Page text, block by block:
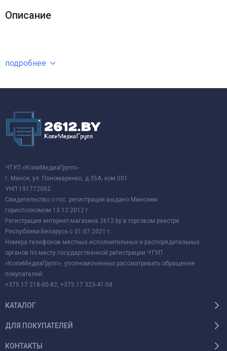
Описание
подробнее
ЧТУП «КопиМедиаГрупп»
г. Минск, ул. Пономаренко, д.35А, ком.001
УНП 191772062
Свидетельство о гос. регистрации выдано Минским
горисполкомом 13.12.2012 г.
Регистрация интернет-магазина 2612.by в торговом реестре
Республики Беларусь с 01.07.2021 г.
Номера телефонов местных исполнительных и распорядительных
органов по месту государственной регистрации ЧТУП
«КопиМедиаГрупп», уполномоченных рассматривать обращения
покупателей:
+375 17 218-00-82, +375 17 323-41-58.
КАТАЛОГ
ДЛЯ ПОКУПАТЕЛЕЙ
КОНТАКТЫ